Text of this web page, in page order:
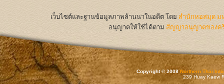
เว็บไซต์และฐานข้อมูลภาพล้านนาในอดีต โดย สำนักหอสมุด ม
อนุญาตให้ใช้ได้ตาม สัญญาอนุญาตของค
Copyright © 2008Northern Thai
239 Huay Kaew